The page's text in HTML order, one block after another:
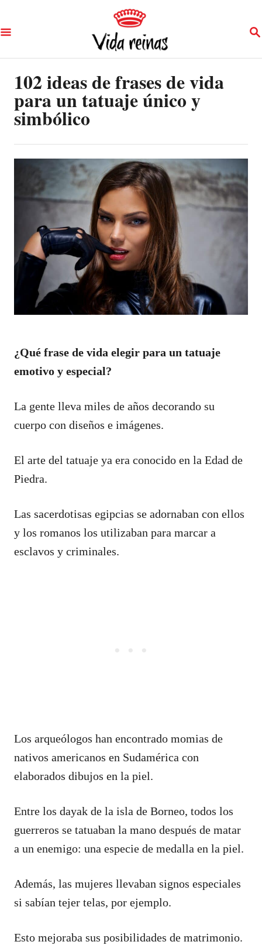
k
i
S
102 ideas de frases de vida
para un tatuaje único y
simbólico
¿Qué frase de vida elegir para un tatuaje
emotivo y especial?
La gente lleva miles de años decorando su
cuerpo con diseños e imágenes.
El arte del tatuaje ya era conocido en la Edad de
Piedra.
Las sacerdotisas egipcias se adornaban con ellos
y los romanos los utilizaban para marcar a
esclavos y criminales.
Los arqueólogos han encontrado momias de
nativos americanos en Sudamérica con
elaborados dibujos en la piel.
Entre los dayak de la isla de Borneo, todos los
guerreros se tatuaban la mano después de matar
a un enemigo: una especie de medalla en la piel.
Además, las mujeres llevaban signos especiales
si sabían tejer telas, por ejemplo.
Esto mejoraba sus posibilidades de matrimonio.